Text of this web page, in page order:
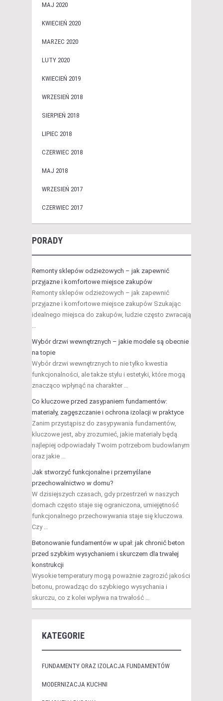
MAJ 2020
KWIECIEŃ 2020
MARZEC 2020
LUTY 2020
KWIECIEŃ 2019
WRZESIEŃ 2018
SIERPIEŃ 2018
LIPIEC 2018
CZERWIEC 2018
MAJ 2018
WRZESIEŃ 2017
CZERWIEC 2017
PORADY
Remonty sklepów odzieżowych – jak zapewnić
przyjazne i komfortowe miejsce zakupów
Remonty sklepów odzieżowych – jak zapewnić
przyjazne i komfortowe miejsce zakupów Szukając
idealnego miejsca do zakupów, ludzie często zwracają
Wybór drzwi wewnętrznych – jakie modele są obecnie
na topie
Wybór drzwi wewnętrznych to nie tylko kwestia
funkcjonalności, ale także stylu i estetyki, które mogą
znacząco wpłynąć na charakter …
Co kluczowe przed zasypaniem fundamentów:
materiały, zagęszczanie i ochrona izolacji w praktyce
Zanim przystąpisz do zasypywania fundamentów,
kluczowe jest, aby zrozumieć, jakie materiały będą
najlepiej odpowiadały Twoim potrzebom budowlanym
oraz jakie …
Jak stworzyć funkcjonalne i przemyślane
przechowalnictwo w domu?
W dzisiejszych czasach, gdy przestrzeń w naszych
domach często staje się ograniczona, umiejętność
funkcjonalnego przechowywania staje się kluczowa.
Czy …
Betonowanie fundamentów w upał: jak chronić beton
przed szybkim wysychaniem i skurczem dla trwałej
konstrukcji
Wysokie temperatury mogą poważnie zagrozić jakości
betonu, prowadząc do szybkiego wysychania i
skurczu, co z kolei wpływa na trwałość …
KATEGORIE
FUNDAMENTY ORAZ IZOLACJA FUNDAMENTÓW
MODERNIZACJA KUCHNI